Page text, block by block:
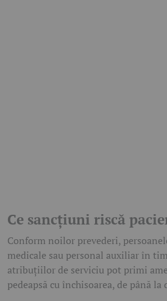
Ce sancțiuni riscă
Conform noilor prevederi,
medicale sau personal auxiliar în
atribuțiilor de serviciu pot primi
pedeapsă cu închisoarea, de până la